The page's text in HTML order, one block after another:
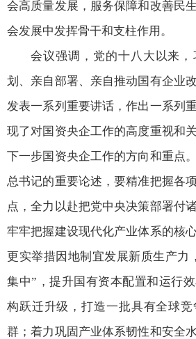
会高质量发展，服务保障和改善民
会发展中发挥骨干和支柱作用。
会议强调，党的十八大以来
划、亲自部署、亲自推动国有企业
发表一系列重要讲话，作出一系列
现了对国资央企工作的高度重视和
下一步国资央企工作的方向和重点
总书记的重要论述，要精准把握各
点，全力以赴把党中央决策部署付
牢牢把握建设现代化产业体系的核
更实举措因地制宜发展新质生产力
集中”，提升国有资本配置和运行
构跃迁升级，打造一批具有全球
群；着力巩固产业体系韧性和安全